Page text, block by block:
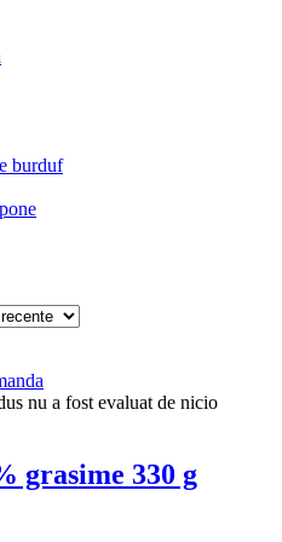
burduf
nu a fost evaluat de nicio
grasime 330 g